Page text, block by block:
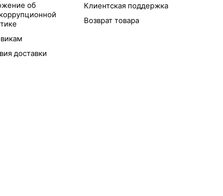
об
доставки
Клиентская поддержка
Возврат товара